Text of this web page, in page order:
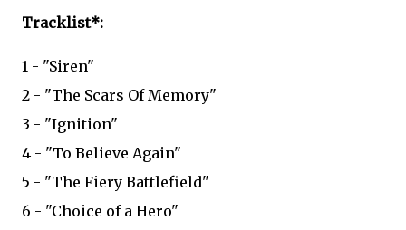
Tracklist*:
1 - "Siren"
2 - "The Scars Of Memory"
3 - "Ignition"
4 - "To Believe Again"
5 - "The Fiery Battlefield"
6 - "Choice of a Hero"